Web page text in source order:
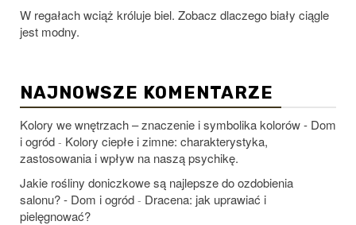
W regałach wciąż króluje biel. Zobacz dlaczego biały ciągle
jest modny.
NAJNOWSZE KOMENTARZE
Kolory we wnętrzach – znaczenie i symbolika kolorów - Dom
i ogród - Kolory ciepłe i zimne: charakterystyka,
zastosowania i wpływ na naszą psychikę.
Jakie rośliny doniczkowe są najlepsze do ozdobienia
salonu? - Dom i ogród - Dracena: jak uprawiać i
pielęgnować?